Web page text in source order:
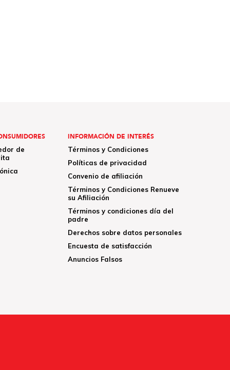
de
INFORMACIÓN DE INTERÉS
Términos y Condiciones
Políticas de privacidad
Convenio de afiliación
Términos y Condiciones Renueve
su Afiliación
Términos y condiciones día del
padre
Derechos sobre datos personales
Encuesta de satisfacción
Anuncios Falsos